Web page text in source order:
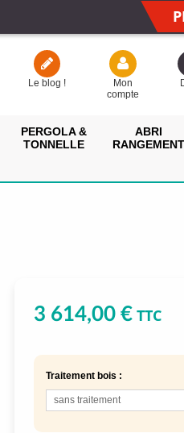
Le blog !
Mon
compte
PERGOLA &
TONNELLE
ABRI
RANGEMENT
3 614,00 €TTC
Traitement bois :
sans traitement